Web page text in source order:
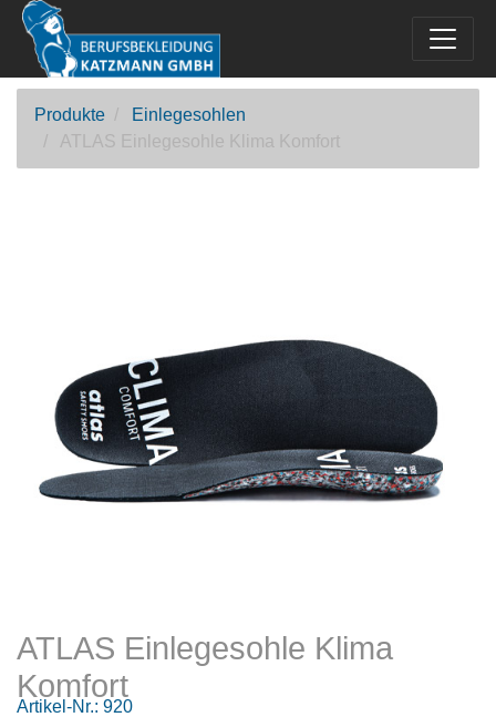
Produkte
Einlegesohlen
ATLAS Einlegesohle Klima Komfort
ATLAS Einlegesohle Klima
Komfort
Artikel-Nr.: 920